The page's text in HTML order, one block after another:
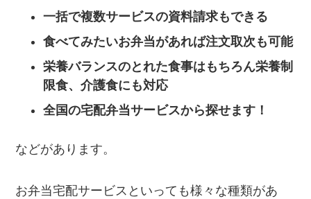
一括で複数サービスの資料請求もできる
食べてみたいお弁当があれば注文取次も可能
栄養バランスのとれた食事はもちろん栄養制
限食、介護食にも対応
全国の宅配弁当サービスから探せます！
などがあります。
お弁当宅配サービスといっても様々な種類があ